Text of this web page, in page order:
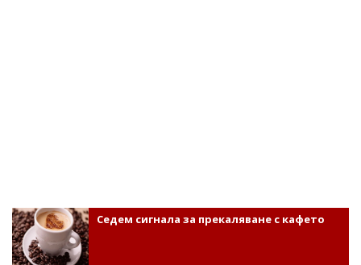
Седем сигнала за прекаляване с кафето